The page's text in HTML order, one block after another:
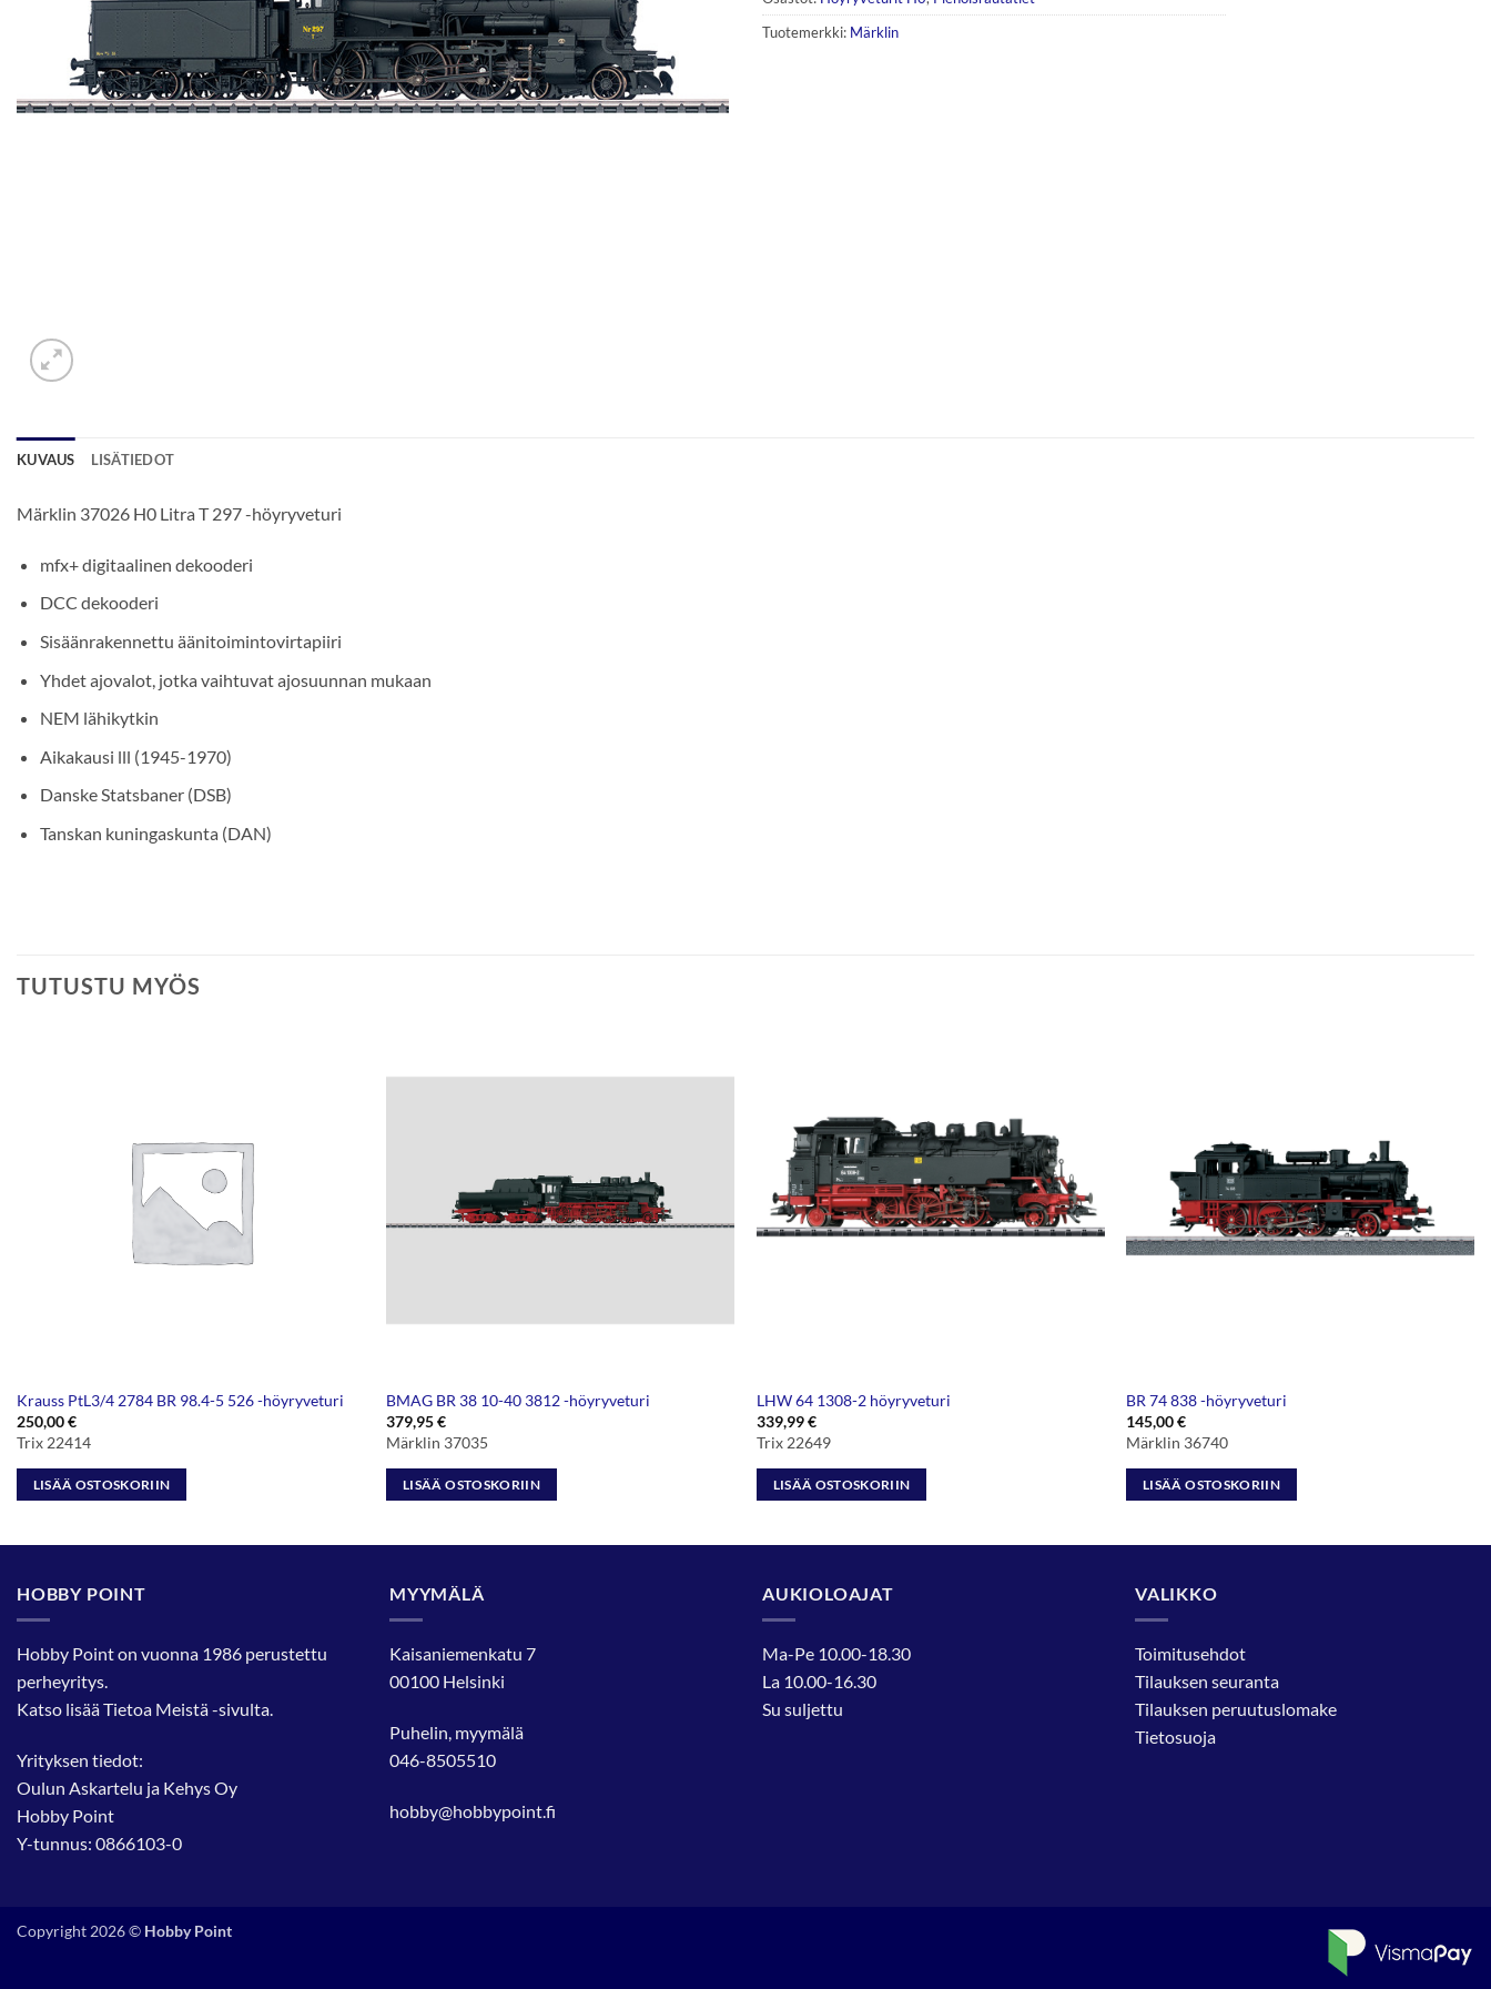
Tuotemerkki: Märklin
KUVAUS LISÄTIEDOT
Märklin 37026 H0 Litra T 297 -höyryveturi
mfx+ digitaalinen dekooderi
DCC dekooderi
Sisäänrakennettu äänitoimintovirtapiiri
Yhdet ajovalot, jotka vaihtuvat ajosuunnan mukaan
NEM lähikytkin
Aikakausi lll (1945-1970)
Danske Statsbaner (DSB)
Tanskan kuningaskunta (DAN)
TUTUSTU MYÖS
Krauss PtL3/4 2784 BR 98.4-5 526 -höyryveturi
250,00€
Trix 22414
LISÄÄ OSTOSKORIIN
BMAG BR 38 10-40 3812 -höyryveturi
379,95€
Märklin 37035
LISÄÄ OSTOSKORIIN
LHW 64 1308-2 höyryveturi
339,99€
Trix 22649
LISÄÄ OSTOSKORIIN
BR 74 838 -höyryveturi
145,00€
Märklin 36740
LISÄÄ OSTOSKORIIN
HOBBY POINT
Hobby Point on vuonna 1986 perustettu
perheyritys.
Katso lisääTietoa Meistä-sivulta.
Yrityksen tiedot:
Oulun Askartelu ja Kehys Oy
Hobby Point
Y-tunnus: 0866103-0
MYYMÄLÄ
Kaisaniemenkatu 7
00100 Helsinki
Puhelin, myymälä
046-8505510
hobby@hobbypoint.fi
AUKIOLOAJAT
Ma-Pe 10.00-18.30
La 10.00-16.30
Su suljettu
VALIKKO
Toimitusehdot
Tilauksen seuranta
Tilauksen peruutuslomake
Tietosuoja
Copyright 2026 © Hobby Point